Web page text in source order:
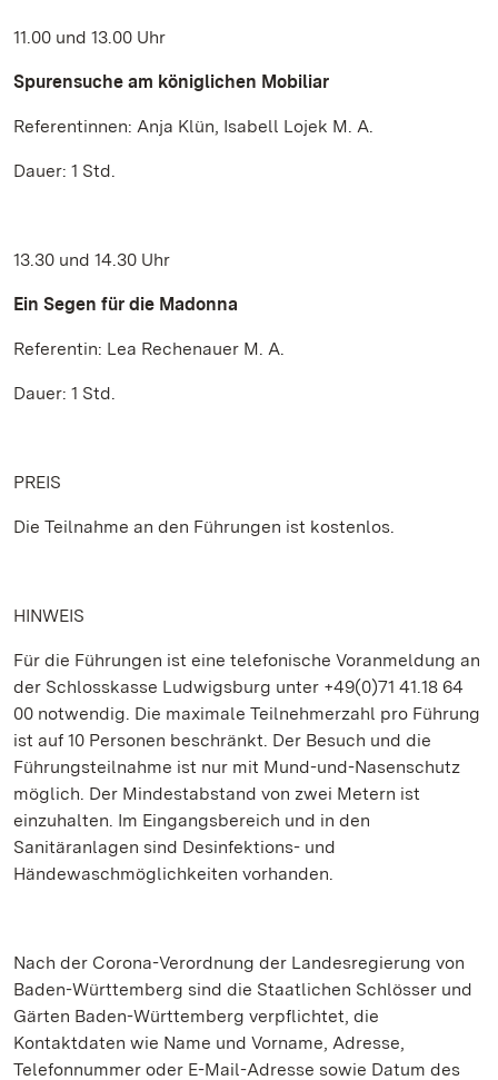
11.00 und 13.00 Uhr
Spurensuche am königlichen Mobiliar
Referentinnen: Anja Klün, Isabell Lojek M. A.
Dauer: 1 Std.
13.30 und 14.30 Uhr
Ein Segen für die Madonna
Referentin: Lea Rechenauer M. A.
Dauer: 1 Std.
PREIS
Die Teilnahme an den Führungen ist kostenlos.
HINWEIS
Für die Führungen ist eine telefonische Voranmeldung an
der Schlosskasse Ludwigsburg unter +49(0)71 41.18 64
00 notwendig. Die maximale Teilnehmerzahl pro Führung
ist auf 10 Personen beschränkt. Der Besuch und die
Führungsteilnahme ist nur mit Mund-und-Nasenschutz
möglich. Der Mindestabstand von zwei Metern ist
einzuhalten. Im Eingangsbereich und in den
Sanitäranlagen sind Desinfektions- und
Händewaschmöglichkeiten vorhanden.
Nach der Corona-Verordnung der Landesregierung von
Baden-Württemberg sind die Staatlichen Schlösser und
Gärten Baden-Württemberg verpflichtet, die
Kontaktdaten wie Name und Vorname, Adresse,
Telefonnummer oder E-Mail-Adresse sowie Datum des